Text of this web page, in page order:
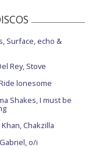
Surface, echo &
Rey, Stove
lonesome
Shakes, I must be
Chakzilla
o/i